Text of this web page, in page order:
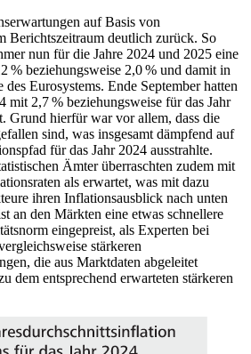
auf Basis von
Berichtszeitraum deutlich zurück. So
nun für die Jahre 2024 und 2025 eine
% beziehungsweise 2,0 % und damit in
Eurosystems. Ende September hatten
mit 2,7 % beziehungsweise für das Jahr
Grund hierfür war vor allem, dass die
sind, was insgesamt dämpfend auf
für das Jahr 2024 ausstrahlte.
Ämter überraschten zudem mit
als erwartet, was mit dazu
ihren Inflationsausblick nach unten
an den Märkten eine etwas schnellere
eingepreist, als Experten bei
stärkeren
die aus Marktdaten abgeleitet
dem entsprechend erwarteten stärkeren